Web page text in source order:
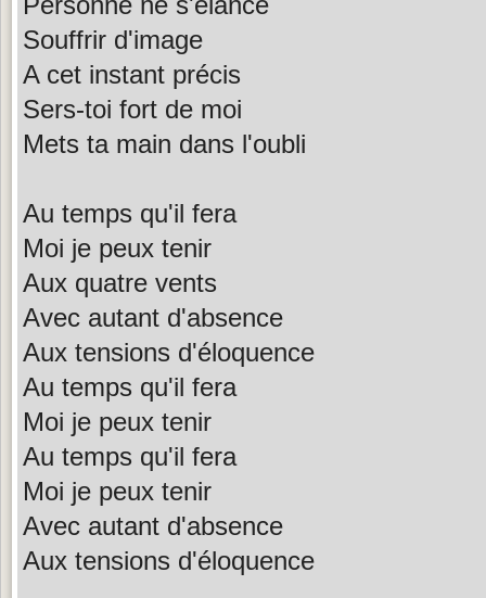
Souffrir d'image
A cet instant précis
Sers-toi fort de moi
Mets ta main dans l'oubli
Au temps qu'il fera
Moi je peux tenir
Aux quatre vents
Avec autant d'absence
Aux tensions d'éloquence
Au temps qu'il fera
Moi je peux tenir
Au temps qu'il fera
Moi je peux tenir
Avec autant d'absence
Aux tensions d'éloquence